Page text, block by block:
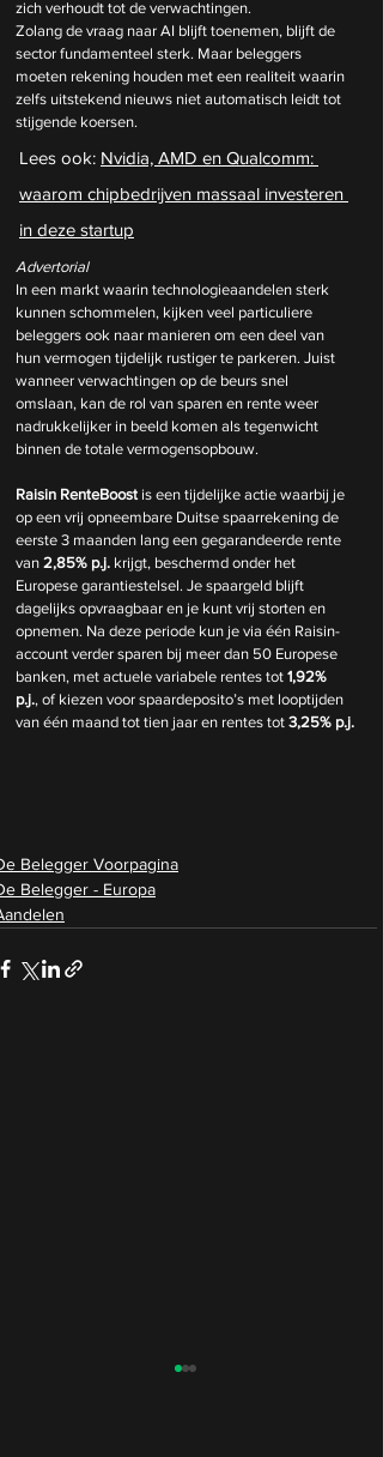
zich verhoudt tot de verwachtingen.
Zolang de vraag naar AI blijft toenemen, blijft de
sector fundamenteel sterk. Maar beleggers
moeten rekening houden met een realiteit waarin
zelfs uitstekend nieuws niet automatisch leidt tot
stijgende koersen.
Lees ook: Nvidia, AMD en Qualcomm:
waarom chipbedrijven massaal investeren
in deze startup
Advertorial
In een markt waarin technologieaandelen sterk
kunnen schommelen, kijken veel particuliere
beleggers ook naar manieren om een deel van
hun vermogen tijdelijk rustiger te parkeren. Juist
wanneer verwachtingen op de beurs snel
omslaan, kan de rol van sparen en rente weer
nadrukkelijker in beeld komen als tegenwicht
binnen de totale vermogensopbouw.
Raisin RenteBoost is een tijdelijke actie waarbij je
op een vrij opneembare Duitse spaarrekening de
eerste 3 maanden lang een gegarandeerde rente
van 2,85% p.j. krijgt, beschermd onder het
Europese garantiestelsel. Je spaargeld blijft
dagelijks opvraagbaar en je kunt vrij storten en
opnemen. Na deze periode kun je via één Raisin-
account verder sparen bij meer dan 50 Europese
banken, met actuele variabele rentes tot 1,92%
p.j., of kiezen voor spaardeposito’s met looptijden
van één maand tot tien jaar en rentes tot 3,25% p.j.
Belegger Voorpagina
Belegger - Europa